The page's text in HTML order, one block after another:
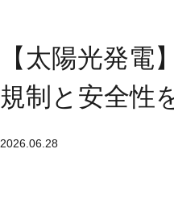
【太陽光発
規制と安全性
2026.06.28